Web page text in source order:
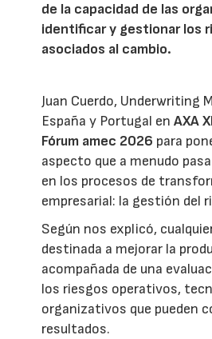
de la capacidad de las
identificar y gestionar los
asociados al cambio.
Juan Cuerdo, Underwriting
España y Portugal enAXA
Fórum amec 2026 para
aspecto que a menudo
en los procesos de
empresarial: la gestión del
Según nos explicó,
destinada a mejorar la
acompañada de una
los riesgos operativos,
organizativos que pueden
resultados.